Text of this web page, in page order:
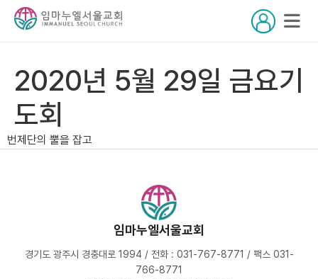
2020년 5월 29일 금요기
도회
번제단의 뿔을 잡고
임마누엘서울교회
경기도 광주시 경충대로 1994 / 전화 : 031-767-8771 / 팩스 031-
766-8771